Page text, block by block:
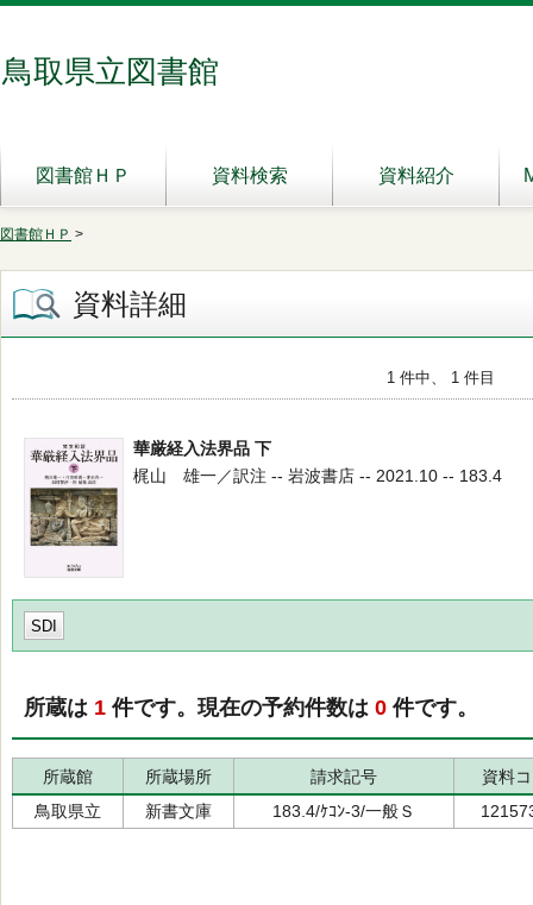
鳥取県立図書館
図書館ＨＰ 資料検索 資料紹介
図書館ＨＰ >
資料詳細
1 件中、 1 件目
華厳経入法界品 下
梶山 雄一／訳注 -- 岩波書店 -- 2021.10 -- 183.4
SDI
所蔵は 1 件です。現在の予約件数は 0 件です。
所蔵館 所蔵場所 請求記号
資料
鳥取県立
新書文庫 183.4/ｹｺﾝ-3/一般Ｓ